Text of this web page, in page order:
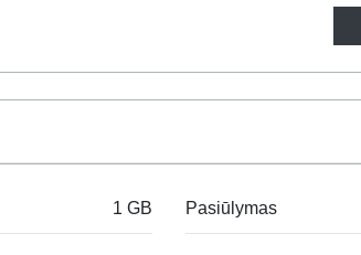
1 GB Pasiūlymas